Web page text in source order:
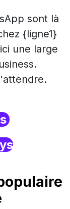
sont là
{ligne1}
une large